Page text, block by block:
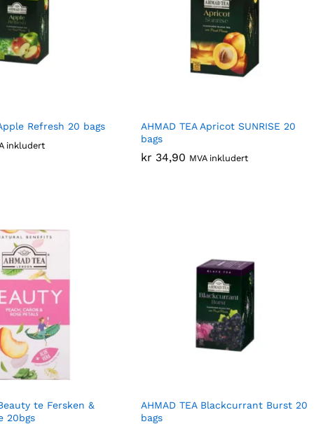
Refresh 20 bags
inkludert
AHMAD TEA Apricot SUNRISE 20
bags
kr 34,90 MVA inkludert
kr 34,90
te Fersken &
20bgs
AHMAD TEA Blackcurrant Burst 20
bags